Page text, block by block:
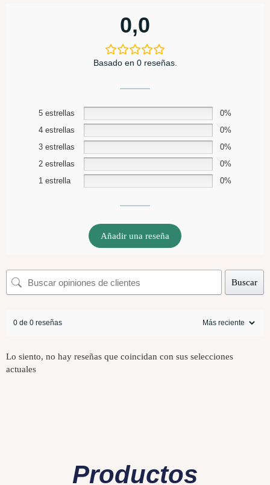
0,0
Basado en 0 reseñas.
5 estrellas
0%
4 estrellas
0%
3 estrellas
0%
2 estrellas
0%
1 estrella
0%
Añadir una reseña
Buscar
0 de 0 reseñas
Lo siento, no hay reseñas que coincidan con sus selecciones
actuales
Productos